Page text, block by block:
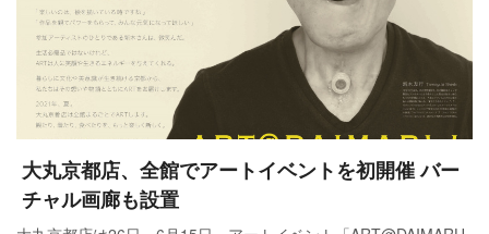
大丸京都店、全館でアートイベントを初開催 バー
チャル画廊も設置